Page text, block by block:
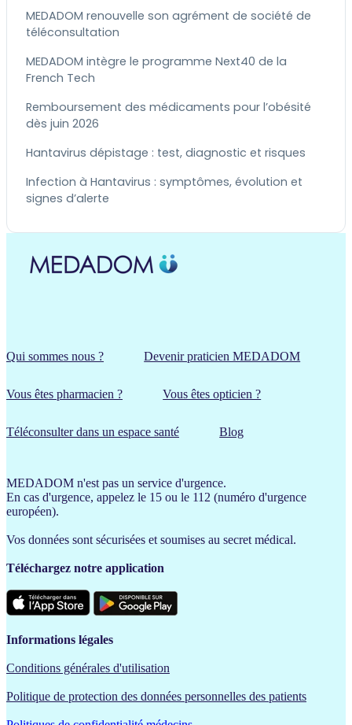
MEDADOM renouvelle son agrément de société de
téléconsultation
MEDADOM intègre le programme Next40 de la
French Tech
Remboursement des médicaments pour l’obésité
dès juin 2026
Hantavirus dépistage : test, diagnostic et risques
Infection à Hantavirus : symptômes, évolution et
signes d’alerte
Qui sommes nous ? Devenir praticien MEDADOM
Vous êtes pharmacien ? Vous êtes opticien ?
Téléconsulter dans un espace santé Blog
MEDADOM n'est pas un service d'urgence.
En cas d'urgence, appelez le 15 ou le 112 (numéro d'urgence
européen).
Vos données sont sécurisées et soumises au secret médical.
Téléchargez notre application
Informations légales
Conditions générales d'utilisation
Politique de protection des données personnelles des patients